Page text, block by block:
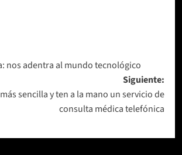
nos adentra al mundo tecnológico
Siguiente:
sencilla y ten a la mano un servicio de
consulta médica telefónica